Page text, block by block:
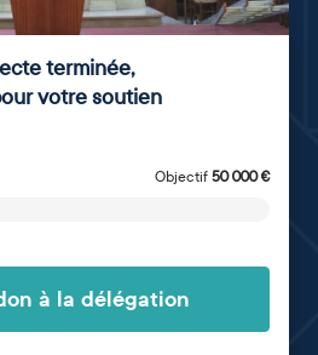
terminée,
votre soutien
Objectif 50 000€
à la délégation